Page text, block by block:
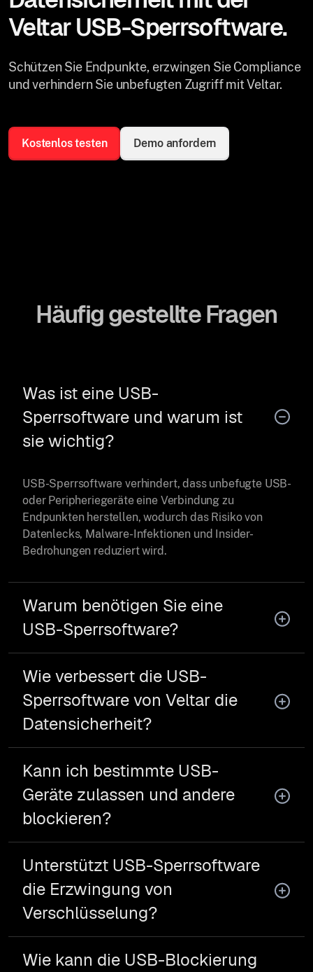
Veltar USB-Sperrsoftware.
Schützen Sie Endpunkte, erzwingen Sie Compliance
und verhindern Sie unbefugten Zugriff mit Veltar.
Kostenlos testen Demo anfordern
Häufig gestellte Fragen
Was ist eine USB-
Sperrsoftware und warum ist
sie wichtig?
USB-Sperrsoftware verhindert, dass unbefugte USB-
oder Peripheriegeräte eine Verbindung zu
Endpunkten herstellen, wodurch das Risiko von
Datenlecks, Malware-Infektionen und Insider-
Bedrohungen reduziert wird.
Warum benötigen Sie eine
USB-Sperrsoftware?
Wie verbessert die USB-
Sperrsoftware von Veltar die
Datensicherheit?
Kann ich bestimmte USB-
Geräte zulassen und andere
blockieren?
Unterstützt USB-Sperrsoftware
die Erzwingung von
Verschlüsselung?
Wie kann die USB-Blockierung